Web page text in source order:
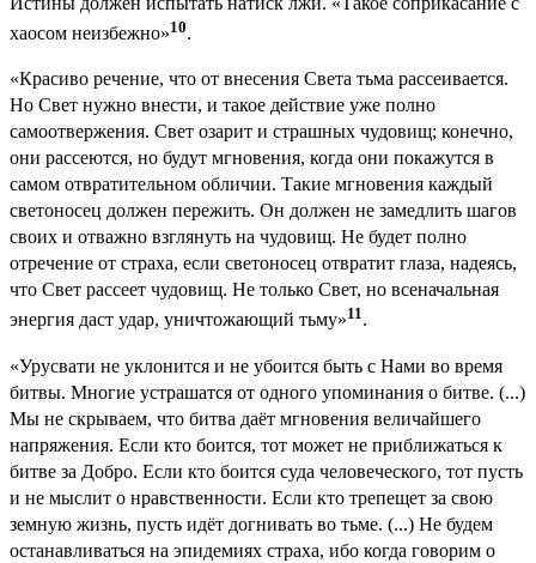
хаосом неизбежно»10.
«Красиво речение, что от внесения Света тьма рассеивается.
Но Свет нужно внести, и такое действие уже полно
самоотвержения. Свет озарит и страшных чудовищ; конечно,
они рассеются, но будут мгновения, когда они покажутся в
самом отвратительном обличии. Такие мгновения каждый
светоносец должен пережить. Он должен не замедлить шагов
своих и отважно взглянуть на чудовищ. Не будет полно
отречение от страха, если светоносец отвратит глаза, надеясь,
что Свет рассеет чудовищ. Не только Свет, но всеначальная
энергия даст удар, уничтожающий тьму»11.
«Урусвати не уклонится и не убоится быть с Нами во время
битвы. Многие устрашатся от одного упоминания о битве. (...)
Мы не скрываем, что битва даёт мгновения величайшего
напряжения. Если кто боится, тот может не приближаться к
битве за Добро. Если кто боится суда человеческого, тот пусть
и не мыслит о нравственности. Если кто трепещет за свою
земную жизнь, пусть идёт догнивать во тьме. (...) Не будем
останавливаться на эпидемиях страха, ибо когда говорим о